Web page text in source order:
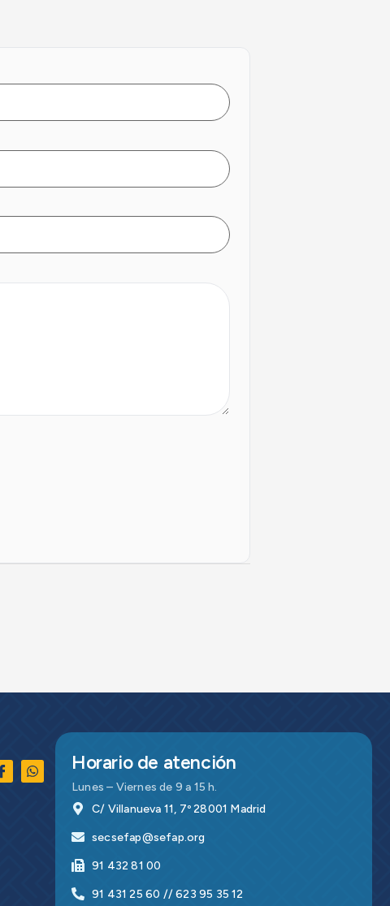
Horario de atención
Lunes – Viernes de 9 a 15 h.
C/ Villanueva 11, 7º 28001 Madrid
secsefap@sefap.org
91 432 81 00
91 431 25 60 // 623 95 35 12